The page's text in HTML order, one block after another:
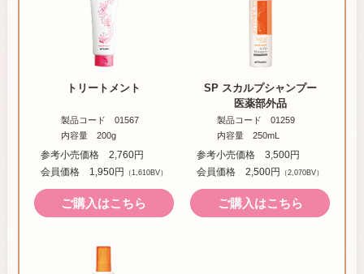
トリートメント
製品コード 01567
内容量 200g
参考小売価格 2,760円
会員価格 1,950円
（1,610BV）
ご購入はこちら
SP スカルプシャンプー
医薬部外品
製品コード 01259
内容量 250mL
参考小売価格 3,500円
会員価格 2,500円
（2,070BV）
ご購入はこちら